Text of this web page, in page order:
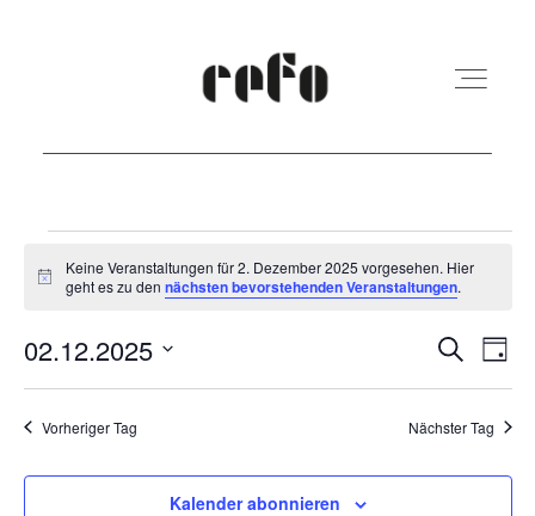
REFO Moabit
Terminkalender
Kita
Vermietung
Veranstaltungen
2.
Dezember
2025
Hinweis
Keine Veranstaltungen für 2. Dezember 2025 vorgesehen. Hier
geht es zu dennächsten bevorstehenden Veranstaltungen.
Suche
und
SucheTag
02.12.2025
Datum
wählen.
Vorheriger Tag Nächster Tag
Kalender abonnieren